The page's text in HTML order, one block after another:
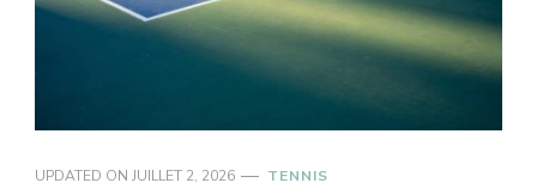
UPDATED ON JUILLET 2, 2026 TENNIS